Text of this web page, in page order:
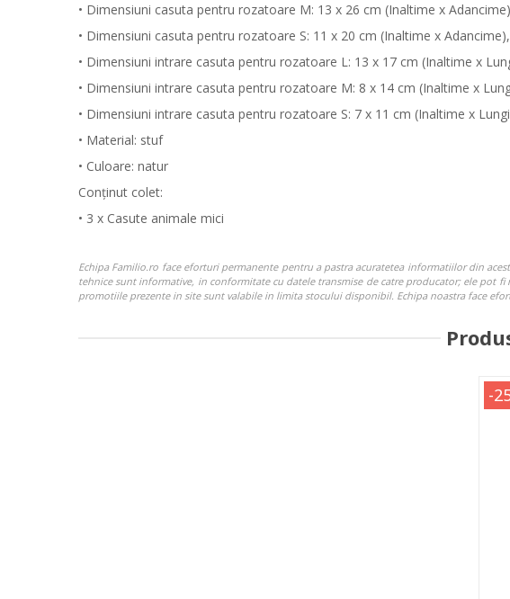
• Dimensiuni casuta pentru rozatoare M: 13 x 26 cm (Inaltime x
• Dimensiuni casuta pentru rozatoare S: 11 x 20 cm (Inaltime x
• Dimensiuni intrare casuta pentru rozatoare L: 13 x 17 cm (Inaltime x
• Dimensiuni intrare casuta pentru rozatoare M: 8 x 14 cm (Inaltime x
• Dimensiuni intrare casuta pentru rozatoare S: 7 x 11 cm (Inaltime x
• Material: stuf
• Culoare: natur
Conţinut colet:
• 3 x Casute animale mici
Echipa Familio.ro face eforturi permanente pentru a pastra acuratetea informatiilor din
tehnice sunt informative, in conformitate cu datele transmise de catre producator; ele pot
promotiile prezente in site sunt valabile in limita stocului disponibil. Echipa noastra face
-